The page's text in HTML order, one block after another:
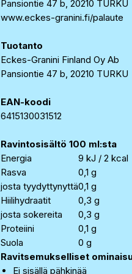
Pansiontie 47 b, 20210 TURKU
www.eckes-granini.fi/palaute
Tuotanto
Eckes-Granini Finland Oy Ab
Pansiontie 47 b, 20210 TURKU
EAN-koodi
6415130031512
Ravintosisältö 100 ml:sta
Energia
9 kJ / 2 kcal
Rasva
0,1 g
josta tyydyttynyttä0,1 g
Hiilihydraatit
0,3 g
josta sokereita
0,3 g
Proteiini
0,1 g
Suola
0 g
Ravitsemukselliset
Ei sisällä pähkinää